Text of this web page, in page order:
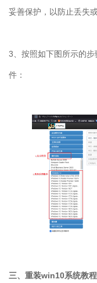
妥善保护，以防止丢失或
3 、按照如下图所示的
件：
三、重装win10系统教程